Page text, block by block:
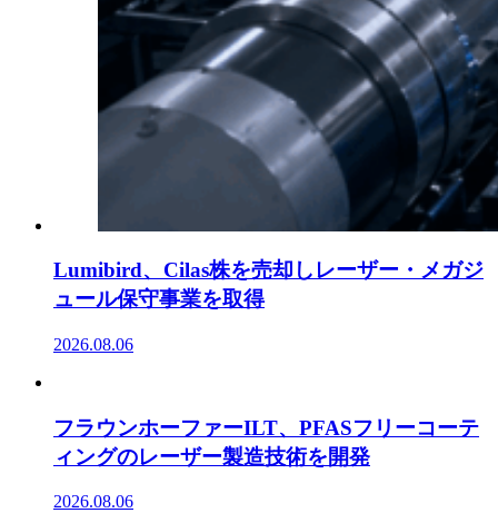
Lumibird、Cilas株を売却しレーザー・メガジ
ュール保守事業を取得
2026.08.06
フラウンホーファーILT、PFASフリーコーテ
ィングのレーザー製造技術を開発
2026.08.06